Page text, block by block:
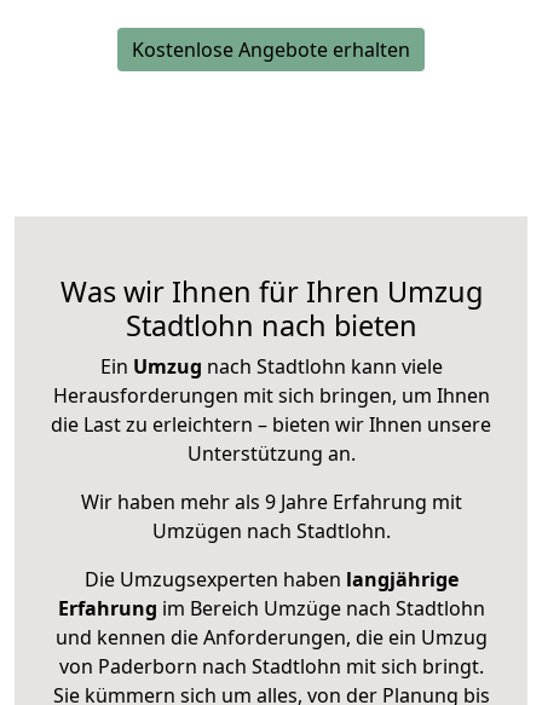
Kostenlose Angebote erhalten
Was wir Ihnen für Ihren Umzug
Stadtlohn nach bieten
Ein Umzug nach Stadtlohn kann viele
Herausforderungen mit sich bringen, um Ihnen
die Last zu erleichtern – bieten wir Ihnen unsere
Unterstützung an.
Wir haben mehr als 9 Jahre Erfahrung mit
Umzügen nach Stadtlohn.
Die Umzugsexperten haben langjährige
Erfahrung im Bereich Umzüge nach Stadtlohn
und kennen die Anforderungen, die ein Umzug
von Paderborn nach Stadtlohn mit sich bringt.
Sie kümmern sich um alles, von der Planung bis